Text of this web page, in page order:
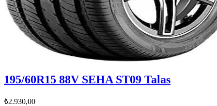
195/60R15 88V SEHA ST09 Talas
₺2.930,00